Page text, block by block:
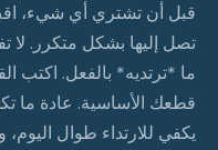
قبل أن تشتري أي شيء،
تصل إليها بشكل متكرر. لا
ما *ترتديه* بالفعل. اكتب
قطعك الأساسية. عادة ما
يكفي للارتداء طوال